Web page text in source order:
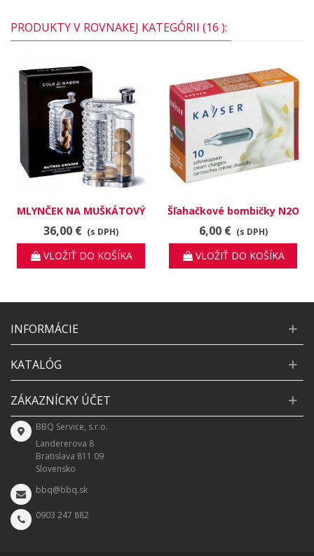
PRODUKTY V ROVNAKEJ KATEGÓRII (16 ):
MLYNČEK NA MUŠKÁTOVÝ
ORECH COLE&MASON
36,00 € (s DPH)
VLOŽIŤ DO KOŠÍKA
Šľahačkové bombičky N2O
7.5 g
6,00 € (s DPH)
VLOŽIŤ DO KOŠÍKA
INFORMÁCIE
KATALÓG
ZÁKAZNÍCKY ÚČET
BBQ Service, s.r.o.
Landererova 8
Bratislava 811 09
Slovensko
bbq@bbq.sk
0903 247 882